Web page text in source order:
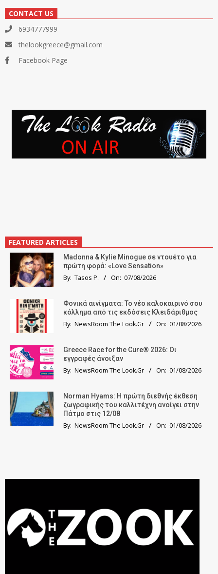
CONTACT US
6934777999
thelookgreece@gmail.com
Facebook Page
FEATURED ARTICLES
Madonna & Kylie Minogue σε ντουέτο για
πρώτη φορά: «Love Sensation»
By: Tasos P. On: 07/08/2026
Φονικά αινίγματα: Το νέο καλοκαιρινό σου
κόλλημα από τις εκδόσεις Κλειδάριθμος
By: NewsRoom The Look.Gr On: 01/08/2026
Greece Race for the Cure® 2026: Οι
εγγραφές άνοιξαν
By: NewsRoom The Look.Gr On: 01/08/2026
Norman Hyams: Η πρώτη διεθνής έκθεση
ζωγραφικής του καλλιτέχνη ανοίγει στην
Πάτμο στις 12/08
By: NewsRoom The Look.Gr On: 01/08/2026